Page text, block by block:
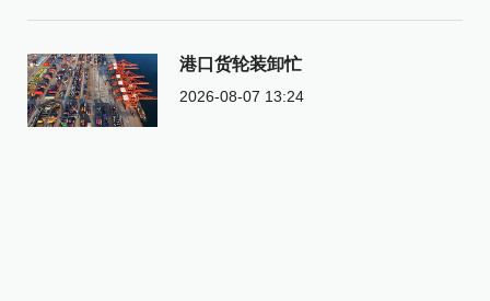
港口货轮装卸忙
2026-08-07 13:24